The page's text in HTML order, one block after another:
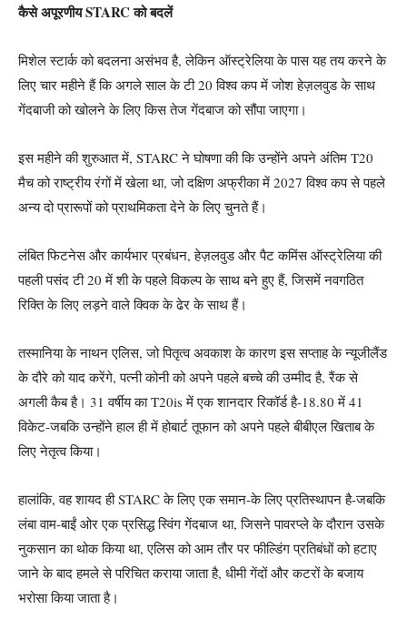
कैसे अपूरणीय STARC को बदलें
मिशेल स्टार्क को बदलना असंभव है, लेकिन ऑस्ट्रेलिया के पास यह तय करने के
लिए चार महीने हैं कि अगले साल के टी 20 विश्व कप में जोश हेज़लवुड के साथ
गेंदबाजी को खोलने के लिए किस तेज गेंदबाज को सौंपा जाएगा।
इस महीने की शुरुआत में, STARC ने घोषणा की कि उन्होंने अपने अंतिम T20
मैच को राष्ट्रीय रंगों में खेला था, जो दक्षिण अफ्रीका में 2027 विश्व कप से पहले
अन्य दो प्रारूपों को प्राथमिकता देने के लिए चुनते हैं।
लंबित फिटनेस और कार्यभार प्रबंधन, हेज़लवुड और पैट कमिंस ऑस्ट्रेलिया की
पहली पसंद टी 20 में शी के पहले विकल्प के साथ बने हुए हैं, जिसमें नवगठित
रिक्ति के लिए लड़ने वाले क्विक के ढेर के साथ हैं।
तस्मानिया के नाथन एलिस, जो पितृत्व अवकाश के कारण इस सप्ताह के न्यूजीलैंड
के दौरे को याद करेंगे, पत्नी कोनी को अपने पहले बच्चे की उम्मीद है, रैंक से
अगली कैब है। 31 वर्षीय का T20is में एक शानदार रिकॉर्ड है-18.80 में 41
विकेट-जबकि उन्होंने हाल ही में होबार्ट तूफान को अपने पहले बीबीएल खिताब के
लिए नेतृत्व किया।
हालांकि, वह शायद ही STARC के लिए एक समान-के लिए प्रतिस्थापन है-जबकि
लंबा वाम-बाईं ओर एक प्रसिद्ध स्विंग गेंदबाज था, जिसने पावरप्ले के दौरान उसके
नुकसान का थोक किया था, एलिस को आम तौर पर फील्डिंग प्रतिबंधों को हटाए
जाने के बाद हमले से परिचित कराया जाता है, धीमी गेंदों और कटरों के बजाय
भरोसा किया जाता है।